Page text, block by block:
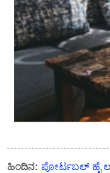
ಹಿಂದಿನ: ಪೋರ್ಟಬಲ್ ಹೈ